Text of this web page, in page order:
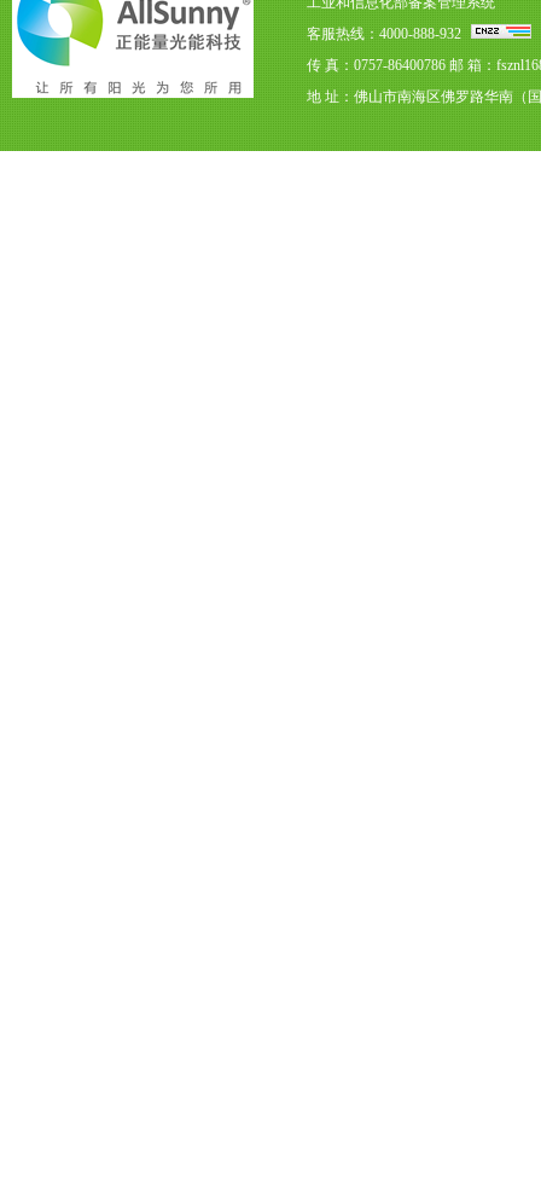
客服热线：4000-888-932
传 真：0757-86400786 邮 箱：
地 址：佛山市南海区佛罗路华南（